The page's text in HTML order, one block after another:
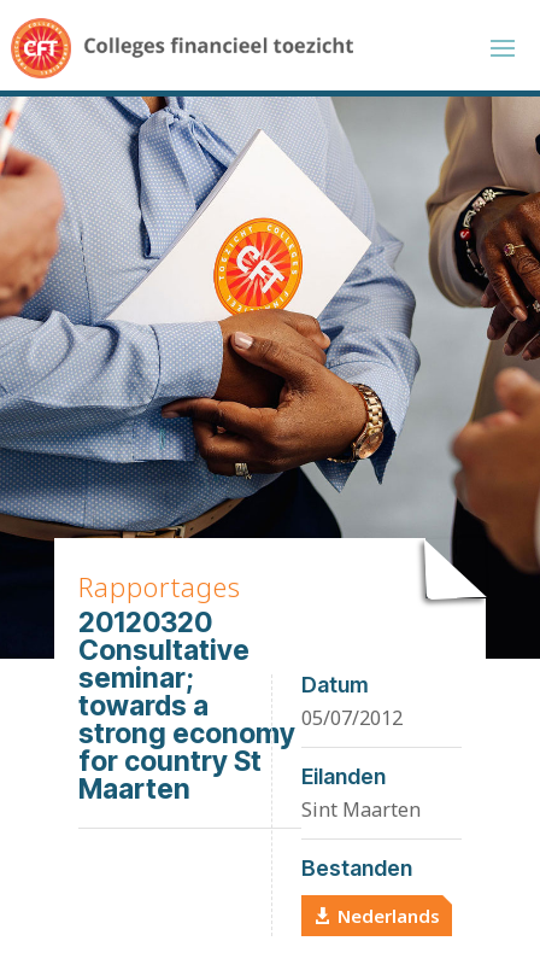
Rapportages
20120320
Consultative
seminar;
towards a
strong economy
for country St
Maarten
Datum
05/07/2012
Eilanden
Sint Maarten
Bestanden
Nederlands